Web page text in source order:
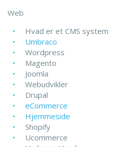
Web
Hvad er et CMS system
Umbraco
Wordpress
Magento
Joomla
Webudvikler
Drupal
eCommerce
Hjemmeside
Shopify
Ucommerce